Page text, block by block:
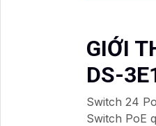
GIỚI
DS-
Switch 24
Switch PoE